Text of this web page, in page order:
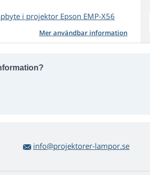
i projektor Epson EMP-X56
Mer användbar information
info@projektorer-lampor.se